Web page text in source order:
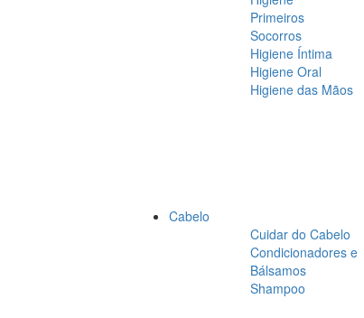
Primeiros
Socorros
Higiene Íntima
Higiene Oral
Higiene das Mãos
Cabelo
Cuidar do Cabelo
Condicionadores e
Bálsamos
Shampoo